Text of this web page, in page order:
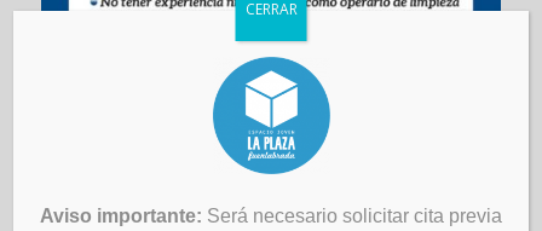
Aviso importante: Será necesario solicitar cita previa